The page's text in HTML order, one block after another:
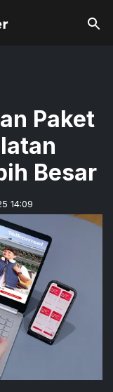
Paket
Besar
14:09